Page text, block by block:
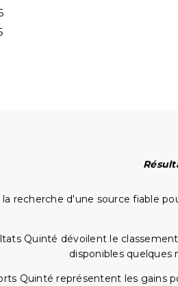
la recherche d'une source fiable
Quinté dévoilent le
disponibles quelques
Quinté représentent les gains